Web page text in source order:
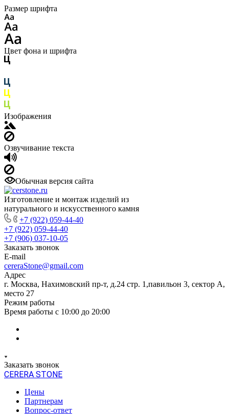
Размер шрифта
Цвет фона и шрифта
Изображения
Озвучивание текста
Обычная версия сайта
Изготовление и монтаж изделий из
натурального и искусственного камня
+7 (922) 059-44-40
+7 (922) 059-44-40
+7 (906) 037-10-05
Заказать звонок
E-mail
cereraStone@gmail.com
Адрес
г. Москва, Нахимовский пр-т, д.24 стр. 1,павильон 3, сектор А,
место 27
Режим работы
Время работы с 10:00 до 20:00
Заказать звонок
CERERA STONE
Цены
Партнерам
Вопрос-ответ